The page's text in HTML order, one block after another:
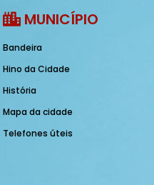
MUNICÍPIO
Bandeira
Hino da Cidade
História
Mapa da cidade
Telefones úteis